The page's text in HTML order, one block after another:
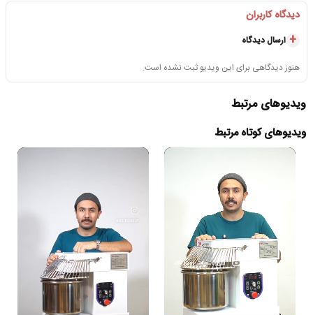
دیدگاه کاربران
ارسال دیدگاه
هنوز دیدگاهی برای این ویدیو ثبت نشده است.
ویدیوهای مرتبط
ویدیوهای کوتاه مرتبط